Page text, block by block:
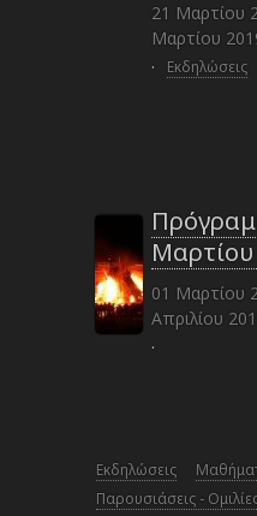
21 Μαρτίου
Μαρτίου
· Εκδηλώσεις
Μαρτίου
01 Μαρτίου
Απριλίου
·
Εκδηλώσεις
Παρουσιάσεις -